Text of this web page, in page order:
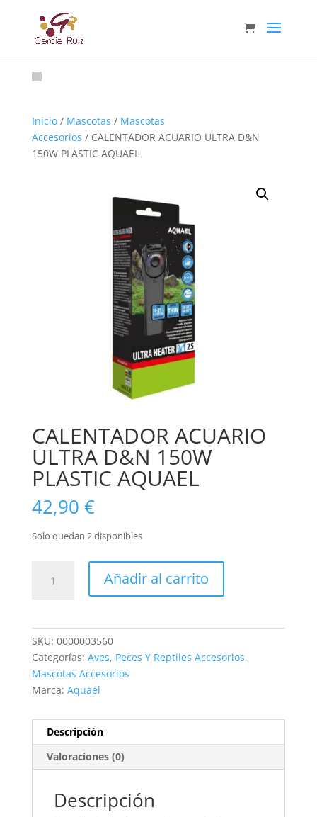
Inicio/ Mascotas / Mascotas
Accesorios / CALENTADOR ACUARIO ULTRA D&N
150W PLASTIC AQUAEL
CALENTADOR ACUARIO
ULTRA D&N 150W
PLASTIC AQUAEL
42,90 €
Solo quedan 2 disponibles
ACUARIO
AQUAEL
Añadir al carrito
SKU: 0000003560
Categorías: Aves, Peces Y Reptiles Accesorios,
Mascotas Accesorios
Marca: Aquael
Descripción
Valoraciones (0)
Descripción